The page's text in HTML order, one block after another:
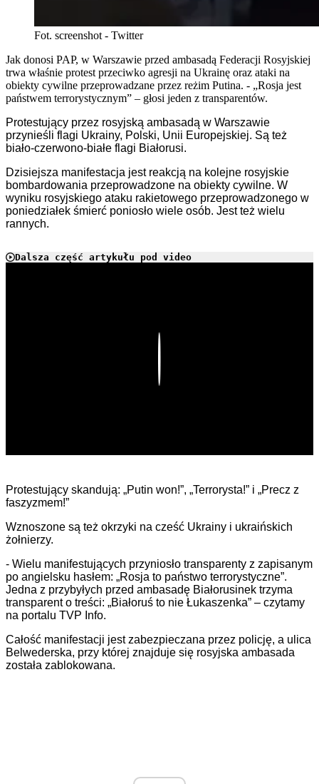
Fot. screenshot - Twitter
Jak donosi PAP, w Warszawie przed ambasadą Federacji Rosyjskiej
trwa właśnie protest przeciwko agresji na Ukrainę oraz ataki na
obiekty cywilne przeprowadzane przez reżim Putina. - „Rosja jest
państwem terrorystycznym” – głosi jeden z transparentów.
Protestujący przez rosyjską ambasadą w Warszawie
przynieśli flagi Ukrainy, Polski, Unii Europejskiej. Są też
biało-czerwono-białe flagi Białorusi.
Dzisiejsza manifestacja jest reakcją na kolejne rosyjskie
bombardowania przeprowadzone na obiekty cywilne. W
wyniku rosyjskiego ataku rakietowego przeprowadzonego w
poniedziałek śmierć poniosło wiele osób. Jest też wielu
rannych.
Dalsza część artykułu pod video
Protestujący skandują: „Putin won!”, „Terrorysta!” i „Precz z
faszyzmem!”
Wznoszone są też okrzyki na cześć Ukrainy i ukraińskich
żołnierzy.
- Wielu manifestujących przyniosło transparenty z zapisanym
po angielsku hasłem: „Rosja to państwo terrorystyczne”.
Jedna z przybyłych przed ambasadę Białorusinek trzyma
transparent o treści: „Białoruś to nie Łukaszenka” – czytamy
na portalu TVP Info.
Całość manifestacji jest zabezpieczana przez policję, a ulica
Belwederska, przy której znajduje się rosyjska ambasada
została zablokowana.